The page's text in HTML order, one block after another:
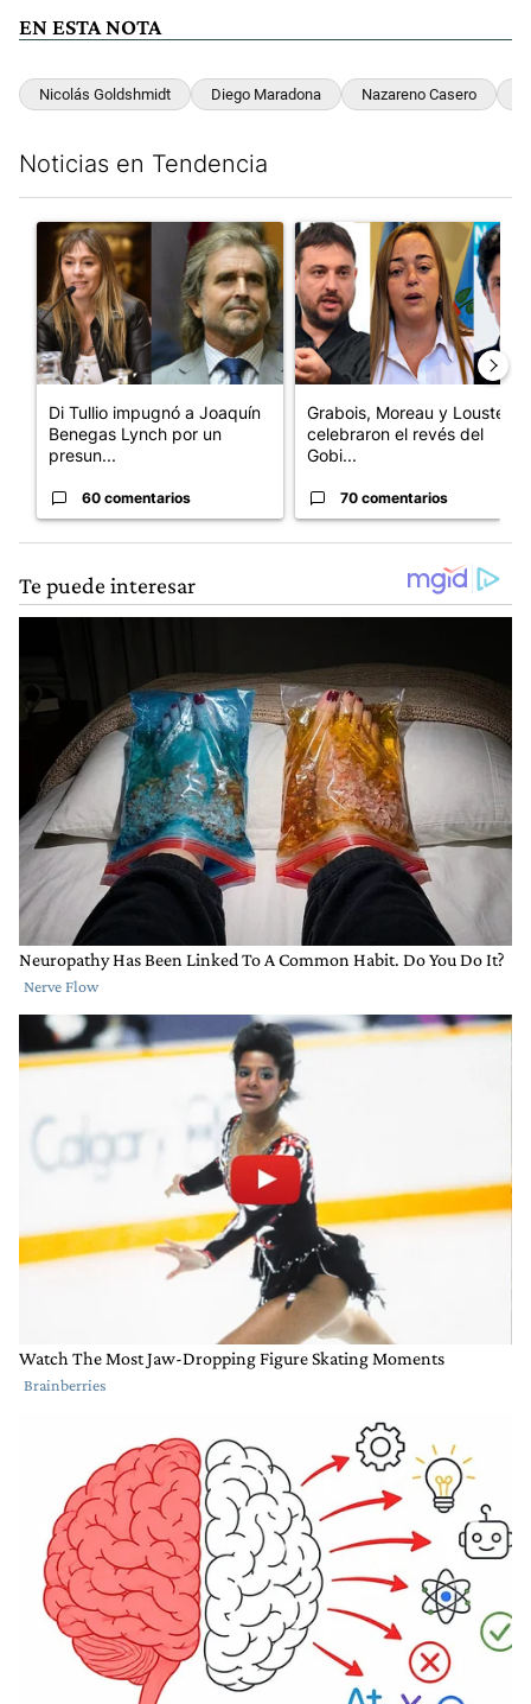
EN ESTA NOTA
Nicolás Goldshmidt Diego Maradona Nazareno Casero
Noticias en Tendencia
Un artículo de tendencia con el título "Di Tullio impugnó a
Di Tullio impugnó a Joaquín
Benegas Lynch por un
presun...
60 comentarios
Un artículo de tendencia con
Grabois, Moreau y Lousteau
celebraron el revés del
Gobi...
70 comentarios